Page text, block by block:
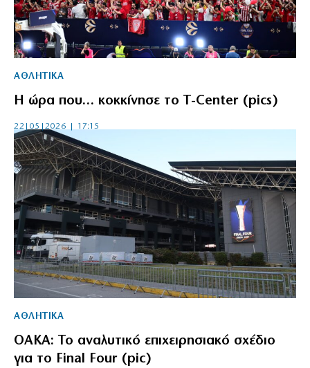
ΑΘΛΗΤΙΚΑ
H ώρα που… κοκκίνησε το T-Center (pics)
22|05|2026 | 17:15
ΑΘΛΗΤΙΚΑ
ΟΑΚΑ: Το αναλυτικό επιχειρησιακό σχέδιο
για το Final Four (pic)